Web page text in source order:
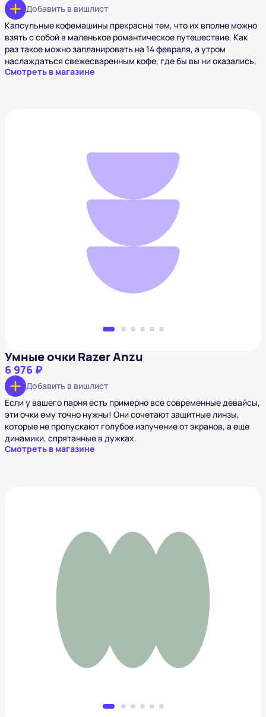
Добавить в вишлист
Капсульные кофемашины прекрасны тем, что их вполне можно
взять с собой в маленькое романтическое путешествие. Как
раз такое можно запланировать на 14 февраля, а утром
наслаждаться свежесваренным кофе, где бы вы ни оказались.
Смотреть в магазине
Умные очки Razer Anzu
Умные очки Razer Anzu
6 976 ₽
Добавить в вишлист
Если у вашего парня есть примерно все современные девайсы,
эти очки ему точно нужны! Они сочетают защитные линзы,
которые не пропускают голубое излучение от экранов, а еще
динамики, спрятанные в дужках.
Смотреть в магазине